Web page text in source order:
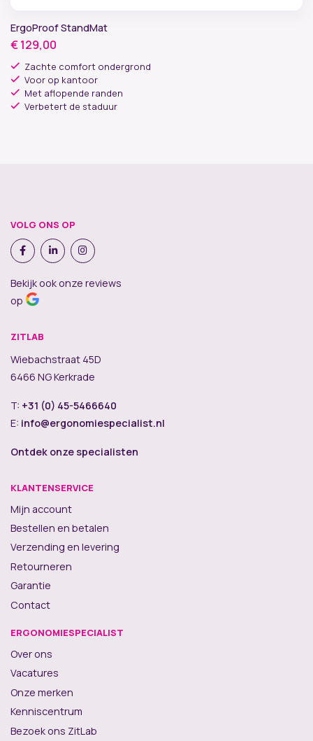
ErgoProof StandMat
€ 129,00
Zachte comfort ondergrond
Voor op kantoor
Met aflopende randen
Verbetert de staduur
VOLG ONS OP
Bekijk ook onze reviews
op
ZITLAB
Wiebachstraat 45D
6466 NG Kerkrade
T: +31 (0) 45-5466640
E: info@ergonomiespecialist.nl
Ontdek onze specialisten
KLANTENSERVICE
Mijn account
Bestellen en betalen
Verzending en levering
Retourneren
Garantie
Contact
ERGONOMIESPECIALIST
Over ons
Vacatures
Onze merken
Kenniscentrum
Bezoek ons ZitLab